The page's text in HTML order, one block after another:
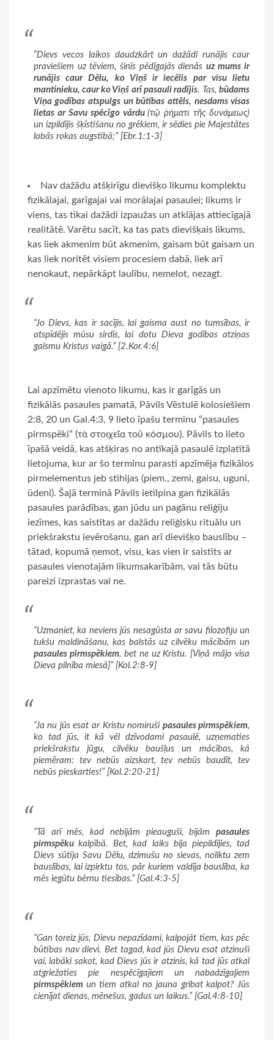
“Dievs vecos laikos daudzkārt un dažādi runājis caur
praviešiem uz tēviem, šinīs pēdīgajās dienās uz mums ir
runājis caur Dēlu, ko Viņš ir iecēlis par visu lietu
mantinieku, caur ko Viņš arī pasauli radījis. Tas,būdams
Viņa godības atspulgs un būtības attēls, nesdams visas
lietas ar Savu spēcīgo vārdu(τῷ ῥήματι τῆς δυνάμεως)
un izpildījis šķīstīšanu no grēkiem, ir sēdies pie Majestātes
labās rokas augstībā;” [Ebr.1:1-3]
Nav dažādu atšķirīgu dievišķo likumu komplektu
fizikālajai, garīgajai vai morālajai pasaulei; likums ir
viens, tas tikai dažādi izpaužas un atklājas attiecīgajā
realitātē. Varētu sacīt, ka tas pats dievišķais likums,
kas liek akmenim būt akmenim, gaisam būt gaisam un
kas liek noritēt visiem procesiem dabā, liek arī
nenokaut, nepārkāpt laulību, nemelot, nezagt.
“Jo Dievs, kas ir sacījis, lai gaisma aust no tumsības, ir
atspīdējis mūsu sirdīs, lai dotu Dieva godības atziņas
gaismu Kristus vaigā.” [2.Kor.4:6]
Lai apzīmētu vienoto likumu, kas ir garīgās un
fizikālās pasaules pamatā, Pāvils Vēstulē kolosiešiem
2:8, 20 un Gal.4:3, 9 lieto īpašu terminu “pasaules
pirmspēki” (τὰ στοιχεῖα τοῦ κόσμου). Pāvils to lieto
īpašā veidā, kas atšķiras no antīkajā pasaulē izplatītā
lietojuma, kur ar šo terminu parasti apzīmēja fizikālos
pirmelementus jeb stihijas (piem., zemi, gaisu, uguni,
ūdeni). Šajā terminā Pāvils ietilpina gan fizikālās
pasaules parādības, gan jūdu un pagānu reliģiju
iezīmes, kas saistītas ar dažādu reliģisku rituālu un
priekšrakstu ievērošanu, gan arī dievišķo bauslību –
tātad, kopumā ņemot, visu, kas vien ir saistīts ar
pasaules vienotajām likumsakarībām, vai tās būtu
pareizi izprastas vai ne.
“Uzmaniet, ka neviens jūs nesagūsta ar savu filozofiju un
tukšu maldināšanu, kas balstās uz cilvēku mācībām un
pasaules pirmspēkiem, bet ne uz Kristu. [Viņā mājo visa
Dieva pilnība miesā]” [Kol.2:8-9]
“Ja nu jūs esat ar Kristu nomiruši pasaules pirmspēkiem,
ko tad jūs, it kā vēl dzīvodami pasaulē, uzņematies
priekšrakstu jūgu, cilvēku baušļus un mācības, kā
piemēram: tev nebūs aizskart, tev nebūs baudīt, tev
nebūs pieskarties!” [Kol.2:20-21]
“Tā arī mēs, kad nebijām pieauguši, bijāmpasaules
pirmspēkukalpībā. Bet, kad laiks bija piepildījies, tad
Dievs sūtīja Savu Dēlu, dzimušu no sievas, noliktu zem
bauslības, lai izpirktu tos, pār kuriem valdīja bauslība, ka
mēs iegūtu bērnu tiesības.” [Gal.4:3-5]
“Gan toreiz jūs, Dievu nepazīdami, kalpojāt tiem, kas pēc
būtības nav dievi. Bet tagad, kad jūs Dievu esat atzinuši
vai, labāki sakot, kad Dievs jūs ir atzinis, kā tad jūs atkal
atgriežaties pie nespēcīgajiem un nabadzīgajiem
pirmspēkiem un tiem atkal no jauna gribat kalpot? Jūs
cienījat dienas, mēnešus, gadus un laikus.” [Gal.4:8-10]